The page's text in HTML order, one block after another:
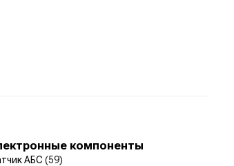
компоненты
АБС (59)